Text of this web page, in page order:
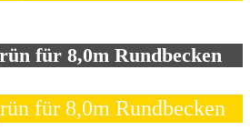
für 8,0m Rundbecken
für 8,0m Rundbecken